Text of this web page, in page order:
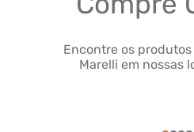
Encontre os
Marelli em nossas